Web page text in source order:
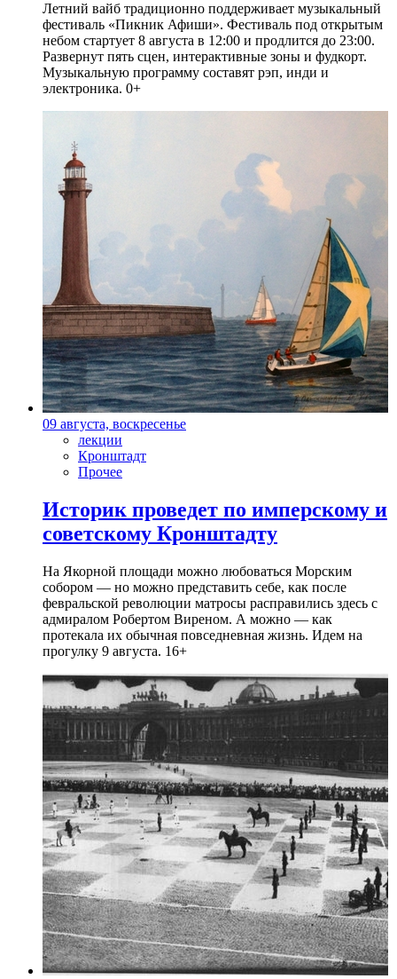
Летний вайб традиционно поддерживает музыкальный
фестиваль «Пикник Афиши». Фестиваль под открытым
небом стартует 8 августа в 12:00 и продлится до 23:00.
Развернут пять сцен, интерактивные зоны и фудкорт.
Музыкальную программу составят рэп, инди и
электроника. 0+
09 августа, воскресенье
лекции
Кронштадт
Прочее
Историк проведет по имперскому и
советскому Кронштадту
На Якорной площади можно любоваться Морским
собором — но можно представить себе, как после
февральской революции матросы расправились здесь с
адмиралом Робертом Виреном. А можно — как
протекала их обычная повседневная жизнь. Идем на
прогулку 9 августа. 16+